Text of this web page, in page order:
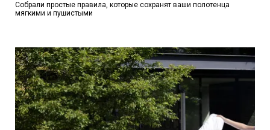
Собрали простые правила, которые сохранят ваши полотенца
мягкими и пушистыми